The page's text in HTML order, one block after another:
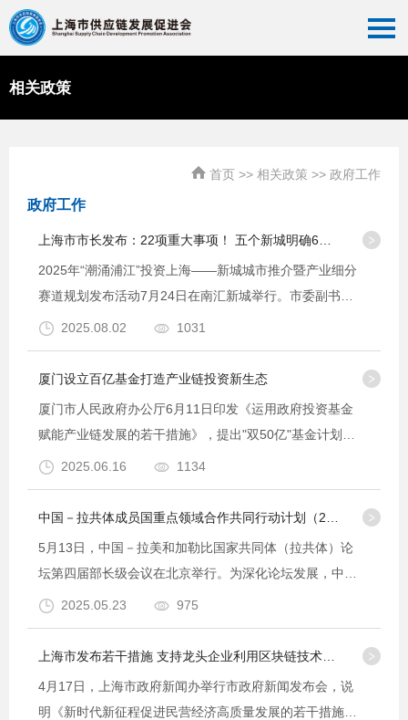
相关政策
政府工作
首页 >> 相关政策 >> 政府工作
2025年“潮涌浦江”投资上海——新城城市推介暨产业细分
赛道规划发布活动7月24日在南汇新城举行。市委副书
记、市长龚正出席并发布2025年重大功能性导入事项22
业新···
2025.08.02 1031
厦门设立百亿基金打造产业链投资新生态
厦门市人民政府办公厅6月11日印发《运用政府投资基金
赋能产业链发展的若干措施》，提出"双50亿"基金计划：
升级50亿元产业链创新基金重点布局人工智能、低空经济
2025.06.16 1134
5月13日，中国－拉美和加勒比国家共同体（拉共体）论
坛第四届部长级会议在北京举行。为深化论坛发展，中华
人民共和国与拉共体成员国共同制定本共同行动计划。积
制···
2025.05.23 975
上海市发布若干措施 支持龙头企业利用区块链技术完善供应链管理
4月17日，上海市政府新闻办举行市政府新闻发布会，说
明《新时代新征程促进民营经济高质量发展的若干措施》